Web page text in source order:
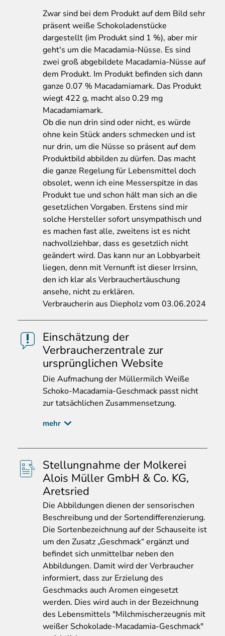
Zwar sind bei dem Produkt auf dem Bild sehr
präsent weiße Schokoladenstücke
dargestellt (im Produkt sind 1 %), aber mir
geht's um die Macadamia-Nüsse. Es sind
zwei groß abgebildete Macadamia-Nüsse auf
dem Produkt. Im Produkt befinden sich dann
ganze 0.07 % Macadamiamark. Das Produkt
wiegt 422 g, macht also 0.29 mg
Macadamiamark.
Ob die nun drin sind oder nicht, es würde
ohne kein Stück anders schmecken und ist
nur drin, um die Nüsse so präsent auf dem
Produktbild abbilden zu dürfen. Das macht
die ganze Regelung für Lebensmittel doch
obsolet, wenn ich eine Messerspitze in das
Produkt tue und schon hält man sich an die
gesetzlichen Vorgaben. Erstens sind mir
solche Hersteller sofort unsympathisch und
es machen fast alle, zweitens ist es nicht
nachvollziehbar, dass es gesetzlich nicht
geändert wird. Das kann nur an Lobbyarbeit
liegen, denn mit Vernunft ist dieser Irrsinn,
den ich klar als Verbrauchertäuschung
ansehe, nicht zu erklären.
Verbraucherin aus Diepholz vom 03.06.2024
Einschätzung der
Verbraucherzentrale zur
ursprünglichen Website
Die Aufmachung der Müllermilch Weiße
Schoko-Macadamia-Geschmack passt nicht
zur tatsächlichen Zusammensetzung.
mehr
Stellungnahme der Molkerei
Alois Müller GmbH & Co. KG,
Aretsried
Die Abbildungen dienen der sensorischen
Beschreibung und der Sortendifferenzierung.
Die Sortenbezeichnung auf der Schauseite ist
um den Zusatz „Geschmack“ ergänzt und
befindet sich unmittelbar neben den
Abbildungen. Damit wird der Verbraucher
informiert, dass zur Erzielung des
Geschmacks auch Aromen eingesetzt
werden. Dies wird auch in der Bezeichnung
des Lebensmittels "Milchmischerzeugnis mit
weißer Schokolade-Macadamia-Geschmack"